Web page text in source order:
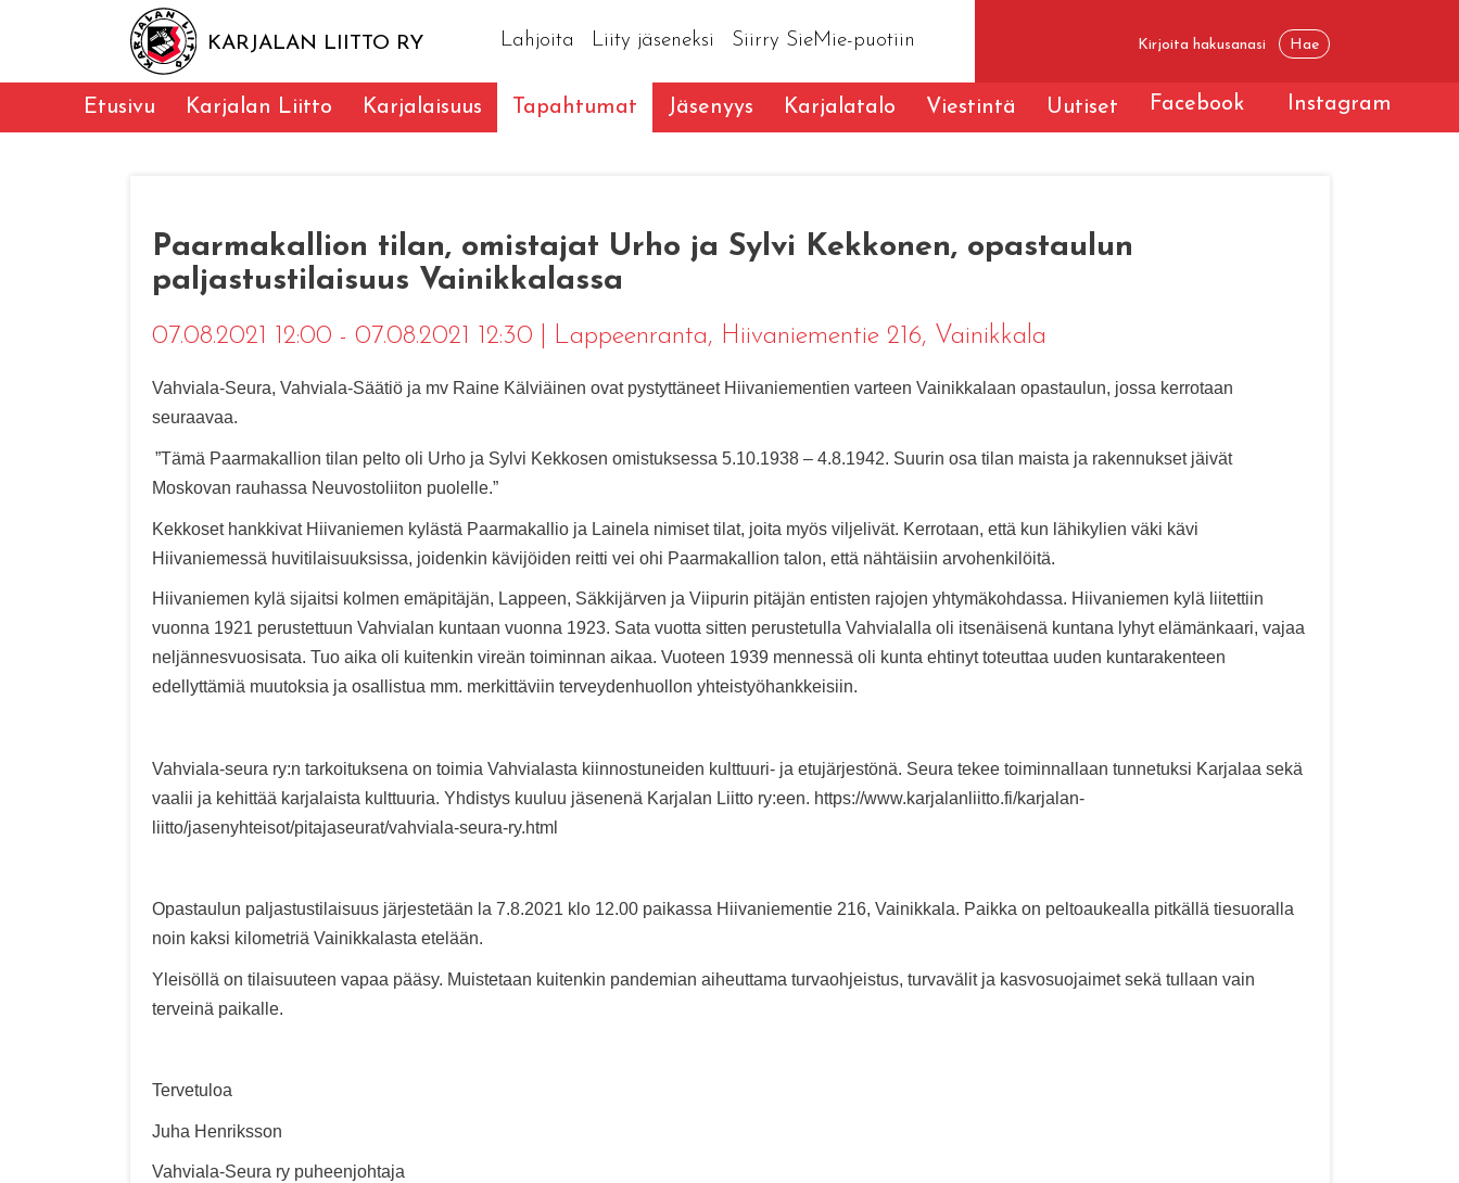
KARJALAN LIITTO RY Lahjoita Liity jäseneksi Siirry SieMie-puotiin
Etusivu Karjalan Liitto Karjalaisuus Tapahtumat Jäsenyys Karjalatalo Viestintä Uutiset Facebook Instagram
Paarmakallion tilan, omistajat Urho ja Sylvi Kekkonen, opastaulun
paljastustilaisuus Vainikkalassa
07.08.2021 12:00 - 07.08.2021 12:30 Lappeenranta, Hiivaniementie 216, Vainikkala
Vahviala-Seura, Vahviala-Säätiö ja mv Raine Kälviäinen ovat pystyttäneet Hiivaniementien varteen Vainikkalaan opastaulun, jossa kerrotaan
seuraavaa.
”Tämä Paarmakallion tilan pelto oli Urho ja Sylvi Kekkosen omistuksessa 5.10.1938 – 4.8.1942. Suurin osa tilan maista ja rakennukset jäivät
Moskovan rauhassa Neuvostoliiton puolelle.”
Kekkoset hankkivat Hiivaniemen kylästä Paarmakallio ja Lainela nimiset tilat, joita myös viljelivät. Kerrotaan, että kun lähikylien väki kävi
Hiivaniemessä huvitilaisuuksissa, joidenkin kävijöiden reitti vei ohi Paarmakallion talon, että nähtäisiin arvohenkilöitä.
Hiivaniemen kylä sijaitsi kolmen emäpitäjän, Lappeen, Säkkijärven ja Viipurin pitäjän entisten rajojen yhtymäkohdassa. Hiivaniemen kylä liitettiin
vuonna 1921 perustettuun Vahvialan kuntaan vuonna 1923. Sata vuotta sitten perustetulla Vahvialalla oli itsenäisenä kuntana lyhyt elämänkaari, vajaa
neljännesvuosisata. Tuo aika oli kuitenkin vireän toiminnan aikaa. Vuoteen 1939 mennessä oli kunta ehtinyt toteuttaa uuden kuntarakenteen
edellyttämiä muutoksia ja osallistua mm. merkittäviin terveydenhuollon yhteistyöhankkeisiin.
Vahviala-seura ry:n tarkoituksena on toimia Vahvialasta kiinnostuneiden kulttuuri- ja etujärjestönä. Seura tekee toiminnallaan tunnetuksi Karjalaa sekä
vaalii ja kehittää karjalaista kulttuuria. Yhdistys kuuluu jäsenenä Karjalan Liitto ry:een. https://www.karjalanliitto.fi/karjalan-
liitto/jasenyhteisot/pitajaseurat/vahviala-seura-ry.html
Opastaulun paljastustilaisuus järjestetään la 7.8.2021 klo 12.00 paikassa Hiivaniementie 216, Vainikkala. Paikka on peltoaukealla pitkällä tiesuoralla
noin kaksi kilometriä Vainikkalasta etelään.
Yleisöllä on tilaisuuteen vapaa pääsy. Muistetaan kuitenkin pandemian aiheuttama turvaohjeistus, turvavälit ja kasvosuojaimet sekä tullaan vain
terveinä paikalle.
Tervetuloa
Juha Henriksson
Vahviala-Seura ry puheenjohtaja